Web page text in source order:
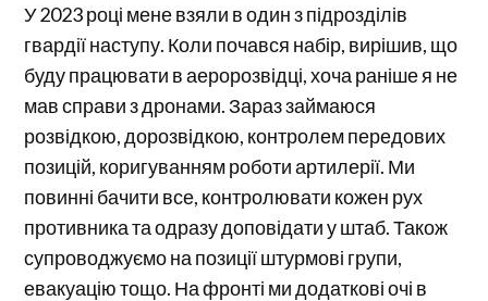
У 2023 році мене взяли в один з підрозділів
гвардії наступу. Коли почався набір, вирішив, що
буду працювати в аеророзвідці, хоча раніше я не
мав справи з дронами. Зараз займаюся
розвідкою, дорозвідкою, контролем передових
позицій, коригуванням роботи артилерії. Ми
повинні бачити все, контролювати кожен рух
противника та одразу доповідати у штаб. Також
супроводжуємо на позиції штурмові групи,
евакуацію тощо. На фронті ми додаткові очі в